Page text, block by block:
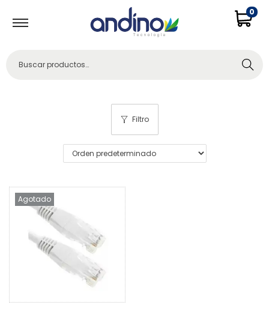
0
Buscar
Filtro
Agotado